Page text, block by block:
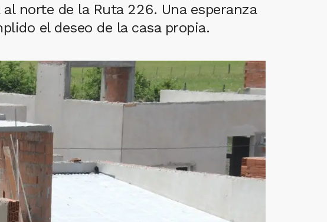
norte de la Ruta 226. Una esperanza
el deseo de la casa propia.